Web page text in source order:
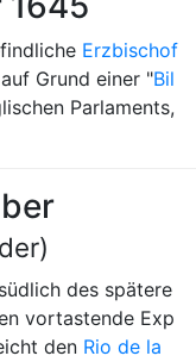
Erzbischof
Grund einer "Bil
Parlaments,
des spätere
vortastende Exp
den Rio de la